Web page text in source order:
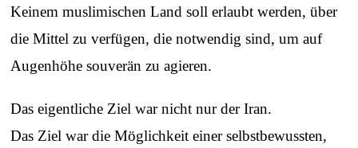
Keinem muslimischen Land soll erlaubt werden, über
die Mittel zu verfügen, die notwendig sind, um auf
Augenhöhe souverän zu agieren.
Das eigentliche Ziel war nicht nur der Iran.
Das Ziel war die Möglichkeit einer selbstbewussten,